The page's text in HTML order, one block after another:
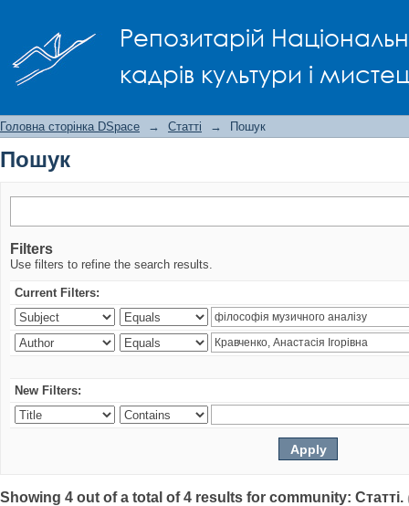
Репозитарій
кадрів культури і
Головна сторінка DSpace → Статті → Пошук
Пошук
Filters
Use filters to refine the search results.
Current Filters:
New Filters:
Showing 4 out of a total of 4 results for community: Статті.